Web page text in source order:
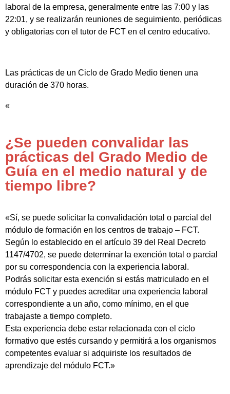
laboral de la empresa, generalmente entre las 7:00 y las
22:01, y se realizarán reuniones de seguimiento, periódicas
y obligatorias con el tutor de FCT en el centro educativo.
Las prácticas de un Ciclo de Grado Medio tienen una
duración de 370 horas.
«
¿Se pueden convalidar las
prácticas del Grado Medio de
Guía en el medio natural y de
tiempo libre?
«Sí, se puede solicitar la convalidación total o parcial del
módulo de formación en los centros de trabajo – FCT.
Según lo establecido en el artículo 39 del Real Decreto
1147/4702, se puede determinar la exención total o parcial
por su correspondencia con la experiencia laboral.
Podrás solicitar esta exención si estás matriculado en el
módulo FCT y puedes acreditar una experiencia laboral
correspondiente a un año, como mínimo, en el que
trabajaste a tiempo completo.
Esta experiencia debe estar relacionada con el ciclo
formativo que estés cursando y permitirá a los organismos
competentes evaluar si adquiriste los resultados de
aprendizaje del módulo FCT.»